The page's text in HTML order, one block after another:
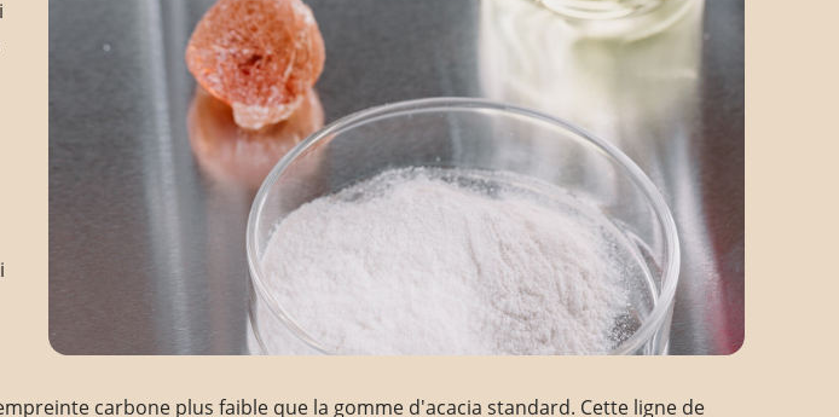
carbone plus faible que la gomme d'acacia standard. Cette ligne de